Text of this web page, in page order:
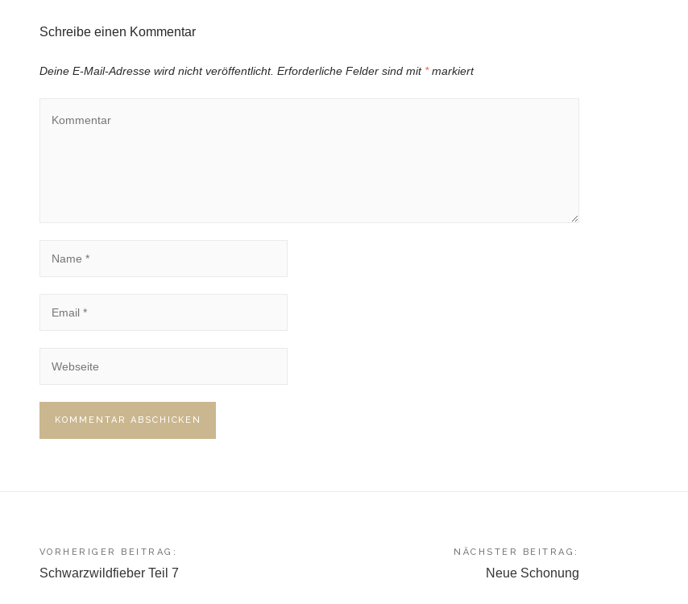
Schreibe einen Kommentar
Deine E-Mail-Adresse wird nicht veröffentlicht. Erforderliche Felder sind mit *markiert
Beitragsnavigation
VORHERIGER BEITRAG:
Schwarzwildfieber Teil 7
NÄCHSTER BEITRAG:
Neue Schonung